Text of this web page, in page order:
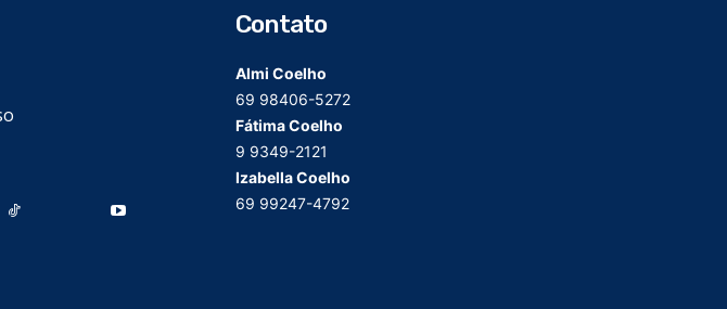
Contato
Almi Coelho
69 98406-5272
Fátima Coelho
9 9349-2121
Izabella Coelho
69 99247-4792